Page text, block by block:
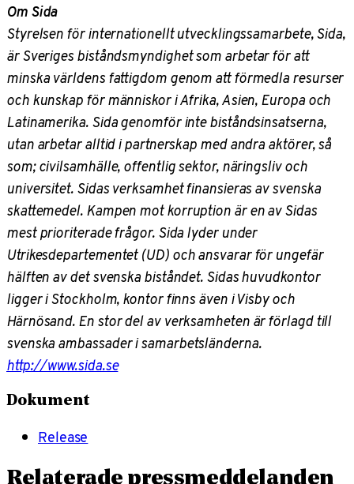
Om Sida
Styrelsen för internationellt utvecklingssamarbete, Sida,
är Sveriges biståndsmyndighet som arbetar för att
minska världens fattigdom genom att förmedla resurser
och kunskap för människor i Afrika, Asien, Europa och
Latinamerika. Sida genomför inte biståndsinsatserna,
utan arbetar alltid i partnerskap med andra aktörer, så
som; civilsamhälle, offentlig sektor, näringsliv och
universitet. Sidas verksamhet finansieras av svenska
skattemedel. Kampen mot korruption är en av Sidas
mest prioriterade frågor. Sida lyder under
Utrikesdepartementet (UD) och ansvarar för ungefär
hälften av det svenska biståndet. Sidas huvudkontor
ligger i Stockholm, kontor finns även i Visby och
Härnösand. En stor del av verksamheten är förlagd till
svenska ambassader i samarbetsländerna.
http://www.sida.se
Dokument
Release
Relaterade pressmeddelanden